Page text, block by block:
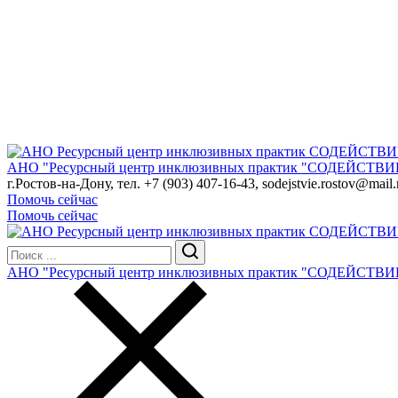
АНО "Ресурсный центр инклюзивных практик
г.Ростов-на-Дону, тел. +7 (903) 407-16-43,
Помочь сейчас
Помочь сейчас
АНО "Ресурсный центр инклюзивных практик